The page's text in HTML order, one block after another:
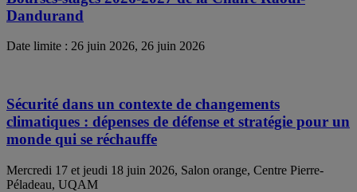
Dandurand
Date limite : 26 juin 2026, 26 juin 2026
Sécurité dans un contexte de changements
climatiques : dépenses de défense et stratégie pour un
monde qui se réchauffe
Mercredi 17 et jeudi 18 juin 2026, Salon orange, Centre Pierre-
Péladeau, UQAM